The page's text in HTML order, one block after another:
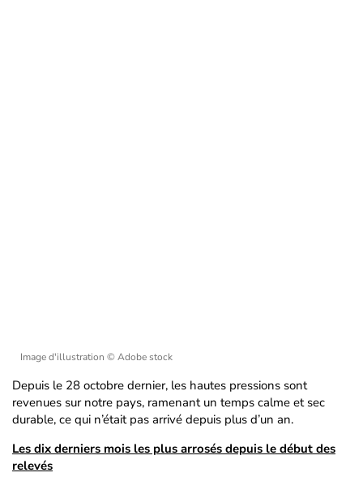
Image d'illustration © Adobe stock
Depuis le 28 octobre dernier, les hautes pressions sont
revenues sur notre pays, ramenant un temps calme et sec
durable, ce qui n’était pas arrivé depuis plus d’un an.
Les dix derniers mois les plus arrosés depuis le début des
relevés